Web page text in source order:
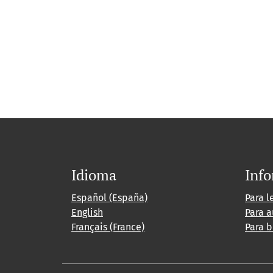
Idioma
Español (España)
English
Français (France)
Para
Para
Para